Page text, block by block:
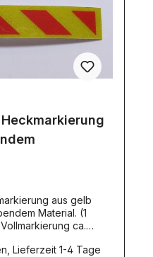
aus gelb
Material. (1
ca.
Lieferzeit 1-4 Tage